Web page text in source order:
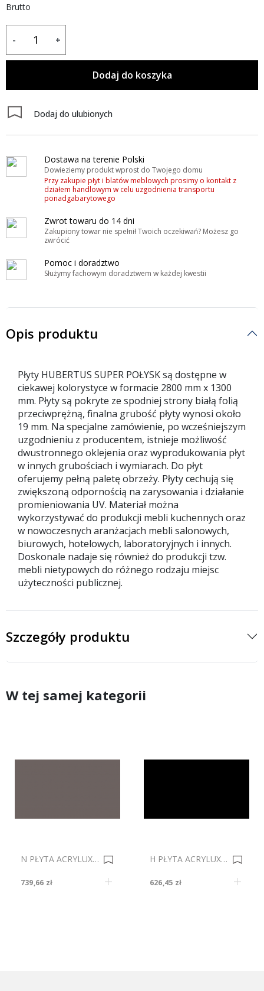
Brutto
- +
Dodaj do koszyka
Dodaj do ulubionych
Dostawa na terenie Polski
Dowieziemy produkt wprost do Twojego domu
Przy zakupie płyt i blatów meblowych prosimy o kontakt z
działem handlowym w celu uzgodnienia transportu
ponadgabarytowego
Zwrot towaru do 14 dni
Zakupiony towar nie spełnił Twoich oczekiwań? Możesz go
zwrócić
Pomoc i doradztwo
Służymy fachowym doradztwem w każdej kwestii
Opis produktu
Płyty HUBERTUS SUPER POŁYSK są dostępne w
ciekawej kolorystyce w formacie 2800 mm x 1300
mm. Płyty są pokryte ze spodniej strony białą folią
przeciwprężną, finalna grubość płyty wynosi około
19 mm. Na specjalne zamówienie, po wcześniejszym
uzgodnieniu z producentem, istnieje możliwość
dwustronnego oklejenia oraz wyprodukowania płyt
w innych grubościach i wymiarach. Do płyt
oferujemy pełną paletę obrzeży. Płyty cechują się
zwiększoną odpornością na zarysowania i działanie
promieniowania UV. Materiał można
wykorzystywać do produkcji mebli kuchennych oraz
w nowoczesnych aranżacjach mebli salonowych,
biurowych, hotelowych, laboratoryjnych i innych.
Doskonale nadaje się również do produkcji tzw.
mebli nietypowych do różnego rodzaju miejsc
użyteczności publicznej.
Szczegóły produktu
W tej samej kategorii
N PŁYTA ACRYLUX POŁYSK 85383 SZARY 2800x1300mm Gr.10mm 0035498
739,66 zł
H PŁYTA ACRYLUX POŁYSK 8421 CZARNY LPK 2800x1300mm Gr.19mm 0021951
626,45 zł